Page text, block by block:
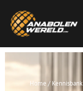
Home / Kennisbank